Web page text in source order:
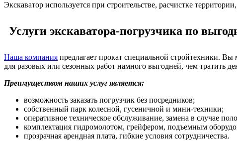
Экскаватор используется при строительстве, расчистке
Услуги экскаватора-погрузчика по
Наша компания предлагает прокат специальной стройтехники.
для разовых или сезонных работ намного выгодней, чем тратить
Преимуществом наших услуг является:
возможность заказать погрузчик без посредников;
собственный парк колесной, гусеничной и мини-техники;
оперативное техническое обслуживание, замена в случае
комплектация гидромолотом, грейфером, подъемным
прозрачная арендная плата, гибкие условия сотрудничества.